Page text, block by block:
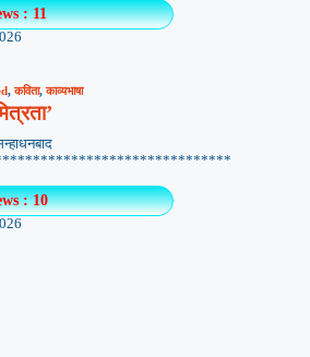
: 11
,कविता,काव्यभाषा
: 10